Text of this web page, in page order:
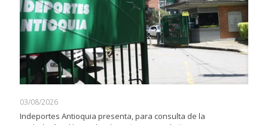
03/08/2026
Indeportes Antioquia presenta, para consulta de la